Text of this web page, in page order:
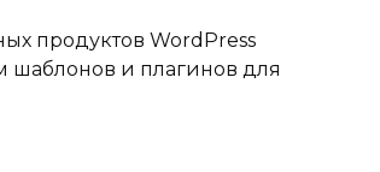
продуктов WordPress
шаблонов и плагинов для